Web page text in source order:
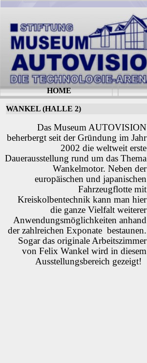
HOME
WANKEL (HALLE 2)
Das Museum AUTOVISION
beherbergt seit der Gründung im Jahr
2002 die weltweit erste
Dauerausstellung rund um das Thema
Wankelmotor. Neben der
europäischen und japanischen
Fahrzeugflotte mit
Kreiskolbentechnik kann man hier
die ganze Vielfalt weiterer
Anwendungsmöglichkeiten anhand
der zahlreichen Exponate bestaunen.
Sogar das originale Arbeitszimmer
von Felix Wankel wird in diesem
Ausstellungsbereich gezeigt!